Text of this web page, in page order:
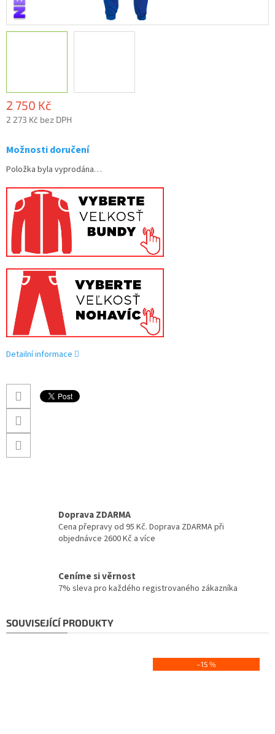
2 750 Kč
2 273 Kč bez DPH
cena:
Možnosti doručení
Položka byla vyprodána…
Detailní informace
Doprava ZDARMA
Cena přepravy od 95 Kč. Doprava ZDARMA při
objednávce 2600 Kč a více
Ceníme si věrnost
7% sleva pro každého registrovaného zákazníka
SOUVISEJÍCÍ PRODUKTY
–15 %